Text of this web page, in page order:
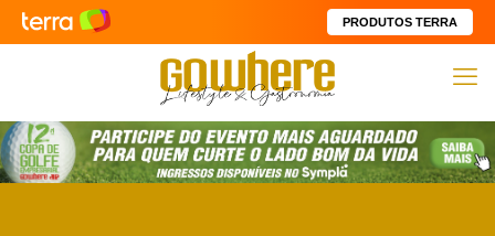
PRODUTOS TERRA